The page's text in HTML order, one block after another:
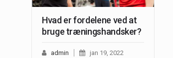
Hvad er fordelene ved at
bruge træningshandsker?
admin jan 19, 2022